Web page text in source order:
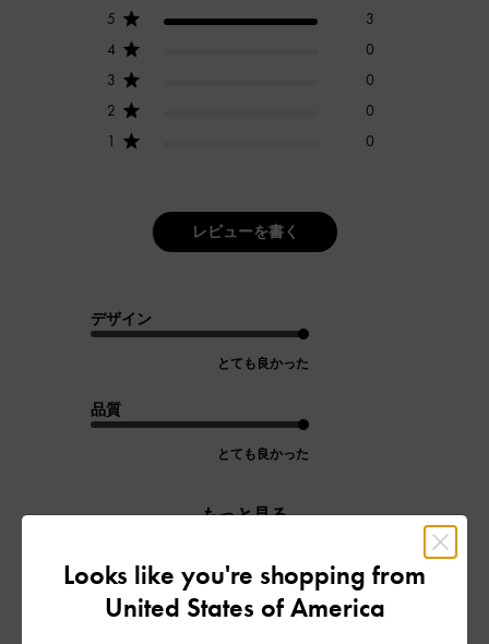
5
3
4
0
3
0
2
0
1
0
レビューを書く
デザイン
とても良かった
品質
とても良かった
もっと見る
フィルター
Looks like you're shopping from
United States of America